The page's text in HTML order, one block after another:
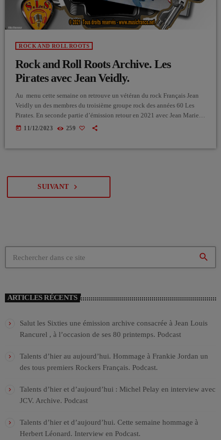
ROCK AND ROLL ROOTS
Rock and Roll Roots Archive. Les
Pirates avec Jean Veidly.
Au menu cette semaine on retrouve un vétéran du rock Français Jean
Veidly un des membres du troisième groupe rock des années 60 Les
Pirates. En seconde partie d’émission retour en 2021 avec Jean Marie
d’Human Approach qui nous présente un nouveau titre "Love in the
today 11/12/2023 259
SUIVANT navigate_next
search
ARTICLES RÉCENTS
Salut les Sixties une émission archive consacrée à Jean Louis
Rancurel , à l’occasion de ses 80 printemps. Podcast
Talents d’hier au aujourd’hui. Hommage à Frankie Jordan un
des tous premiers Rockers Français. Podcast.
Talents d’hier et d’aujourd’hui : Michel Pelay en interview avec
JCV. Archive. Podcast
Talents d’hier et d’aujourd’hui. Cette semaine hommage à
Herbert Léonard. Interview en Podcast.